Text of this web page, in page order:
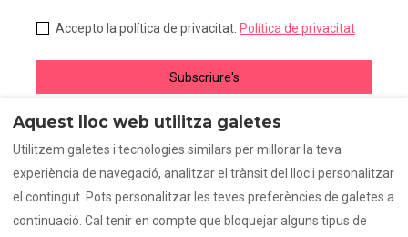
Subscriure's
Accepto la política de privacitat. Política de privacitat
Política de cookies
Política de privacitat
Preguntes freqüents
Aquest lloc web utilitza galetes
Utilitzem galetes i tecnologies similars per millorar la teva
experiència de navegació, analitzar el trànsit del lloc i personalitzar
el contingut. Pots personalitzar les teves preferències de galetes a
continuació. Cal tenir en compte que bloquejar alguns tipus de